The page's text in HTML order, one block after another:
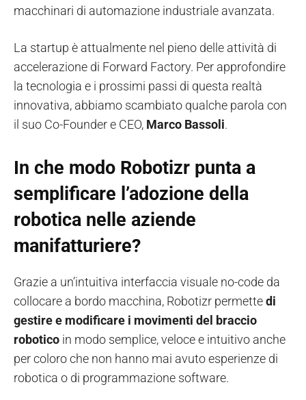
macchinari di automazione industriale avanzata.
La startup è attualmente nel pieno delle attività di
accelerazione di Forward Factory. Per approfondire
la tecnologia e i prossimi passi di questa realtà
innovativa, abbiamo scambiato qualche parola con
il suo Co-Founder e CEO, Marco Bassoli.
In che modo Robotizr punta a
semplificare l’adozione della
robotica nelle aziende
manifatturiere?
Grazie a un’intuitiva interfaccia visuale no-code da
collocare a bordo macchina, Robotizr permettedi
gestire e modificare i movimenti del braccio
robotico in modo semplice, veloce e intuitivo anche
per coloro che non hanno mai avuto esperienze di
robotica o di programmazione software.